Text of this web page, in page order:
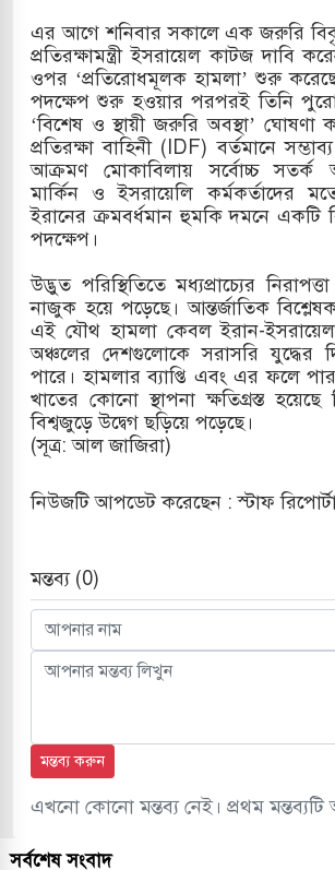
পথে ইসরায়েলীরা,হাতছাড়ার ঝুঁকিতে জরুরি
পাহাড়ি ঢলে ফুঁসে উঠেছে তিস্তা
​এর আগে শনিবার সকালে এক জরুরি
প্রতিরক্ষামন্ত্রী ইসরায়েল কাটজ দাবি
ওপর ‘প্রতিরোধমূলক হামলা’ শুরু
পদক্ষেপ শুরু হওয়ার পরপরই তিনি
‘বিশেষ ও স্থায়ী জরুরি অবস্থা’ ঘোষণা
প্রতিরক্ষা বাহিনী (IDF) বর্তমানে
আক্রমণ মোকাবিলায় সর্বোচ্চ সতর্ক
মার্কিন ও ইসরায়েলি কর্মকর্তাদের
ইরানের ক্রমবর্ধমান হুমকি দমনে
পদক্ষেপ।
​উদ্ভুত পরিস্থিতিতে মধ্যপ্রাচ্যের
নাজুক হয়ে পড়েছে। আন্তর্জাতিক
এই যৌথ হামলা কেবল ইরান-
অঞ্চলের দেশগুলোকে সরাসরি যুদ্ধের
পারে। হামলার ব্যাপ্তি এবং এর ফলে
খাতের কোনো স্থাপনা ক্ষতিগ্রস্ত
বিশ্বজুড়ে উদ্বেগ ছড়িয়ে পড়েছে।
​(সূত্র: আল জাজিরা)
নিউজটি আপডেট করেছেন : স্টাফ
মন্তব্য (0)
মন্তব্য করুন
এখনো কোনো মন্তব্য নেই। প্রথম
সর্বশেষ সংবাদ